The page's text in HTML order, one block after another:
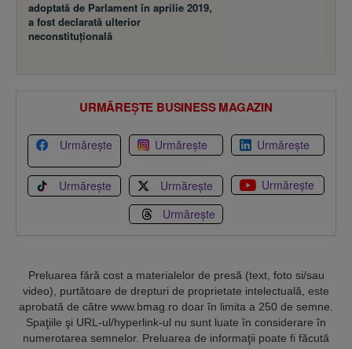
adoptată de Parlament în aprilie 2019,
a fost declarată ulterior
neconstituţională
URMĂREȘTE BUSINESS MAGAZIN
Urmărește Urmărește Urmărește
Urmărește Urmărește
Urmărește
Urmărește
Preluarea fără cost a materialelor de presă (text, foto si/sau
video), purtătoare de drepturi de proprietate intelectuală, este
aprobată de către www.bmag.ro doar în limita a 250 de semne.
Spaţiile şi URL-ul/hyperlink-ul nu sunt luate în considerare în
numerotarea semnelor. Preluarea de informaţii poate fi făcută